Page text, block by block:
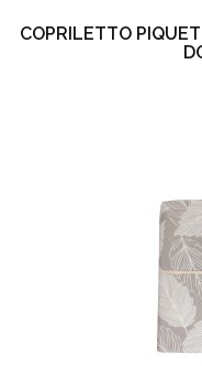
COPRILETTO